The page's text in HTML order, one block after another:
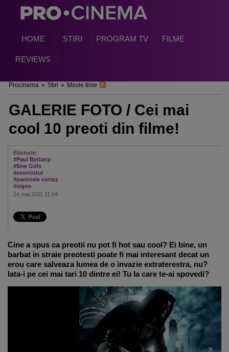
HOME STIRI PROGRAM TV FILME
REVIEWS
Procinema » Stiri » Movie time
GALERIE FOTO / Cei mai
cool 10 preoti din filme!
Etichete:
#Paul Bettany
#5ive Girls
#exorcistul
#parintele cortez
#signs
14 mai 2011 11:04
Cine a spus ca preotii nu pot fi hot sau cool? Ei bine, un
barbat in straie preotesti poate fi mai interesant decat un
erou care salveaza lumea de o invazie extraterestra, nu?
Iata-i pe cei mai tari 10 dintre ei! Tu la care te-ai spovedi?